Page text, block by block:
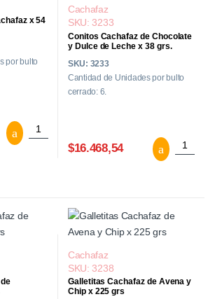
x 54
por bulto
Bocadito Marroc Cachafaz x 54 un
Cachafaz
SKU: 3233
Conitos Cachafaz de Chocolate
y Dulce de Leche x 38 grs.
SKU: 3233
Cantidad de Unidades por bulto
cerrado: 6.
$16.468,54
Cachafaz
SKU: 3238
Galletitas Cachafaz de Avena y
Chip x 225 grs